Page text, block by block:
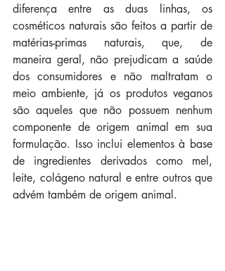
diferença entre as duas linhas, os
cosméticos naturais são feitos a partir de
matérias-primas naturais, que, de
maneira geral, não prejudicam a saúde
dos consumidores e não maltratam o
meio ambiente, já os produtos veganos
são aqueles que não possuem nenhum
componente de origem animal em sua
formulação. Isso inclui elementos à base
de ingredientes derivados como mel,
leite, colágeno natural e entre outros que
advém também de origem animal.